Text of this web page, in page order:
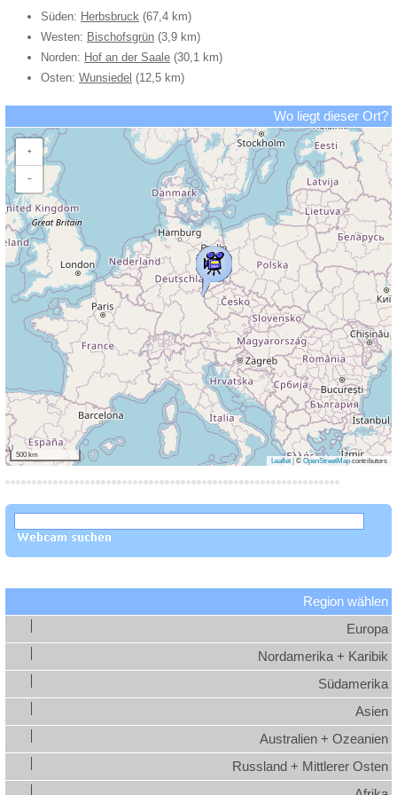
Süden: Herbsbruck (67,4 km)
Westen: Bischofsgrün (3,9 km)
Norden: Hof an der Saale (30,1 km)
Osten: Wunsiedel (12,5 km)
Wo liegt dieser Ort?
+
−
500 km
Leaflet ©OpenStreetMapcontributors
Region wählen
Europa
Nordamerika + Karibik
Südamerika
Asien
Australien + Ozeanien
Russland + Mittlerer Osten